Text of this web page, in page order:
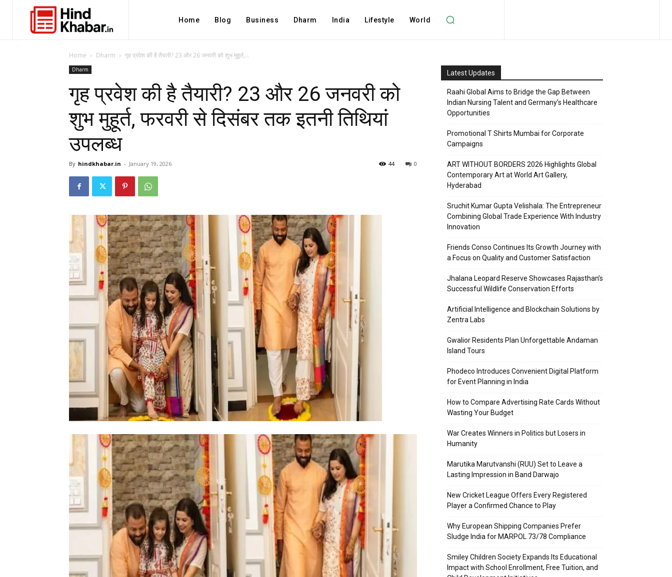
Home Blog Business Dharm India Lifestyle World
Home Dharm गृह प्रवेश की है तैयारी? 23 और 26 जनवरी को शुभ मुहूर्त,...
Dharm
गृह प्रवेश की है तैयारी? 23 और 26 जनवरी को
शुभ मुहूर्त, फरवरी से दिसंबर तक इतनी तिथियां
उपलब्ध
By hindkhabar.in - January 19, 2026 0
44
Latest Updates
Raahi Global Aims to Bridge the Gap Between
Indian Nursing Talent and Germany’s Healthcare
Opportunities
Promotional T Shirts Mumbai for Corporate
Campaigns
ART WITHOUT BORDERS 2026 Highlights Global
Contemporary Art at World Art Gallery,
Hyderabad
Sruchit Kumar Gupta Velishala: The Entrepreneur
Combining Global Trade Experience With Industry
Innovation
Friends Conso Continues Its Growth Journey with
a Focus on Quality and Customer Satisfaction
Jhalana Leopard Reserve Showcases Rajasthan’s
Successful Wildlife Conservation Efforts
Artificial Intelligence and Blockchain Solutions by
Zentra Labs
Gwalior Residents Plan Unforgettable Andaman
Island Tours
Phodeco Introduces Convenient Digital Platform
for Event Planning in India
How to Compare Advertising Rate Cards Without
Wasting Your Budget
War Creates Winners in Politics but Losers in
Humanity
Marutika Marutvanshi (RUU) Set to Leave a
Lasting Impression in Band Darwajo
New Cricket League Offers Every Registered
Player a Confirmed Chance to Play
Why European Shipping Companies Prefer
Sludge India for MARPOL 73/78 Compliance
Smiley Children Society Expands Its Educational
Impact with School Enrollment, Free Tuition, and